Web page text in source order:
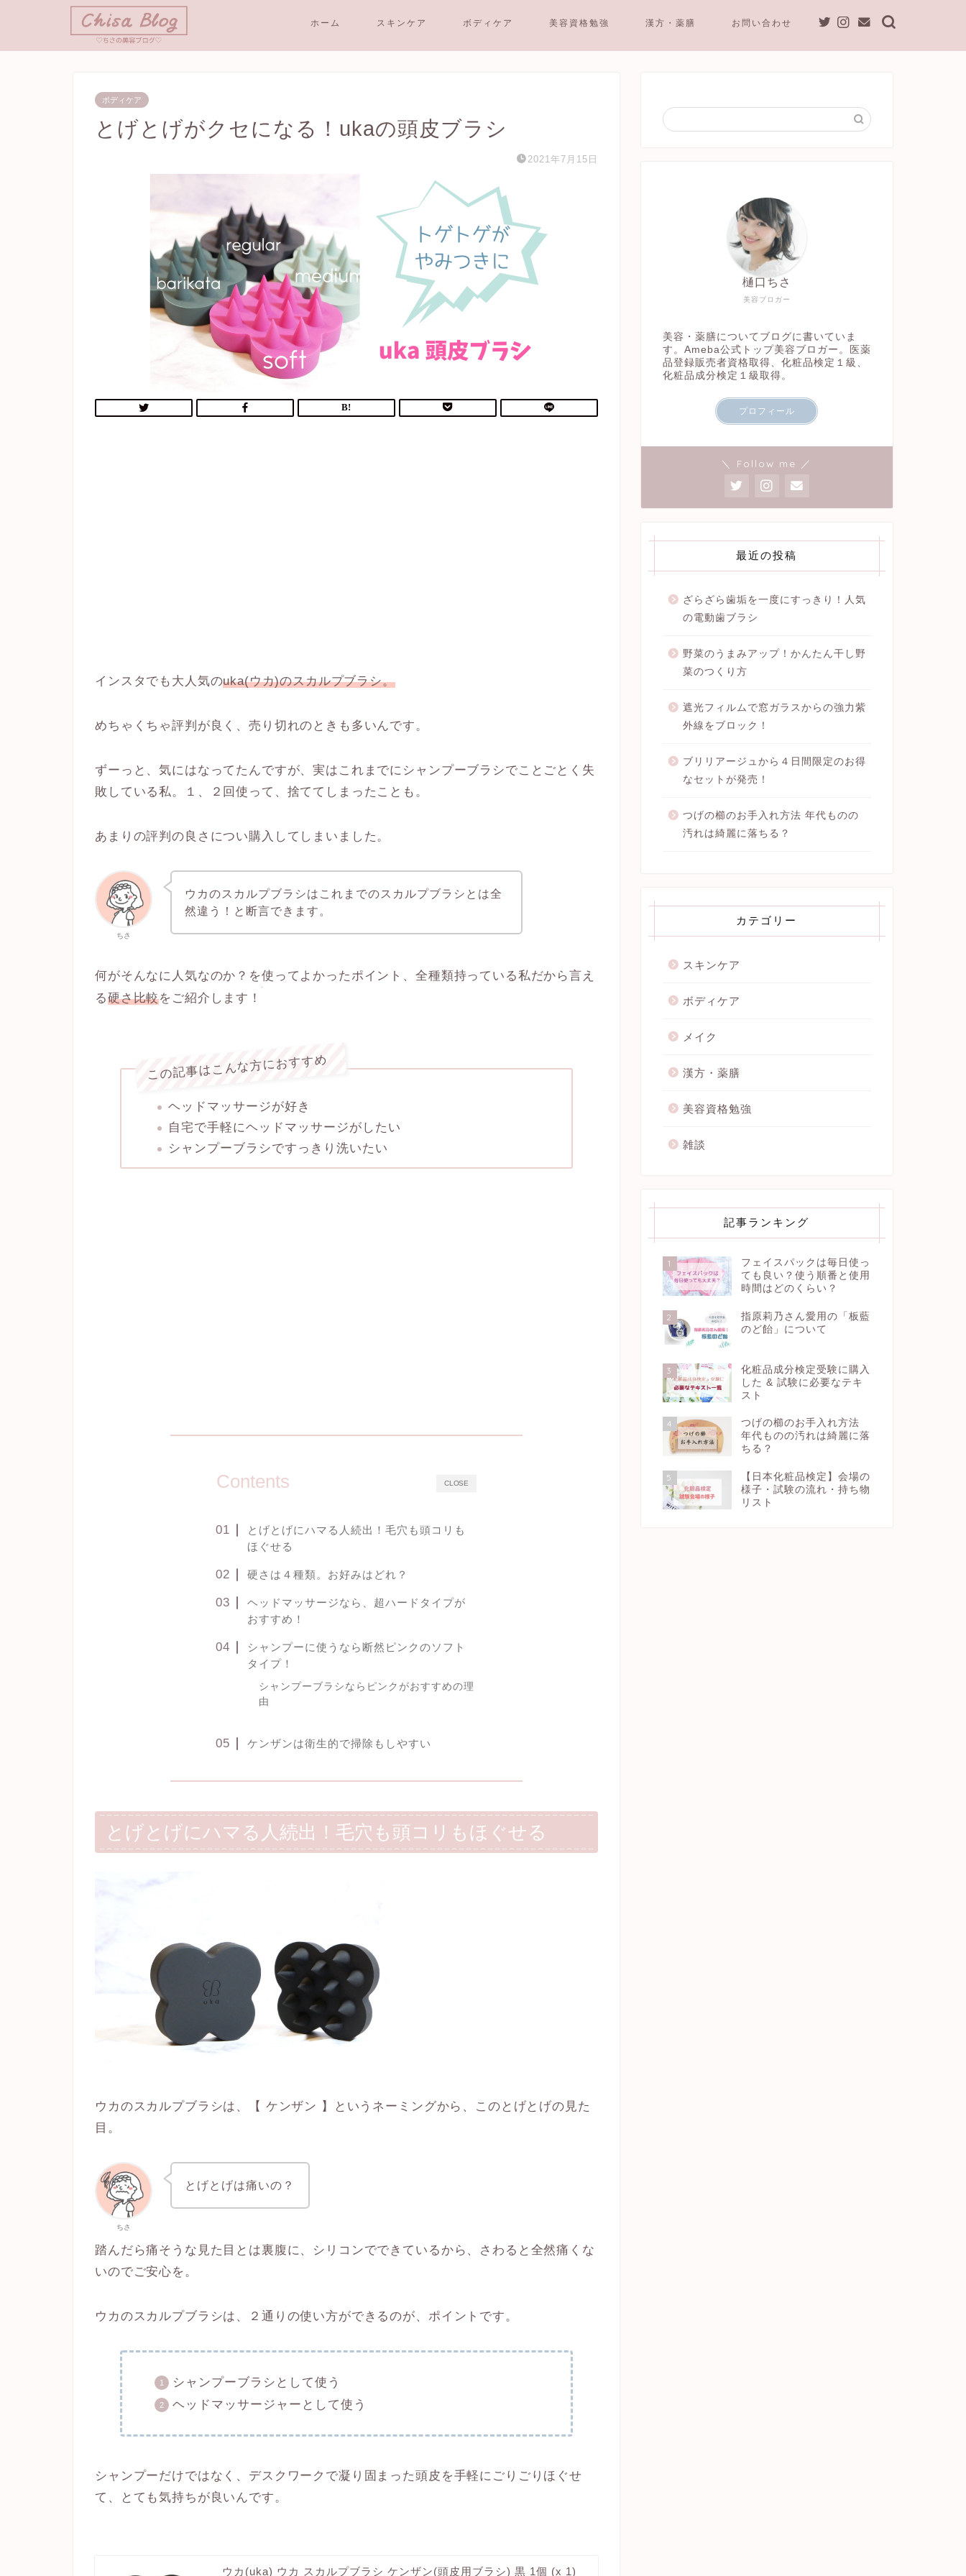
ホーム スキンケア ボディケア 美容資格勉強 漢方・薬膳 お問い合わせ
ボディケア
とげとげがクセになる！ukaの頭皮ブラシ
2021年7月15日
インスタでも大人気のuka(ウカ)のスカルプブラシ。
めちゃくちゃ評判が良く、売り切れのときも多いんです。
ずーっと、気にはなってたんですが、実はこれまでにシャンプーブラシでことごとく失
敗している私。１、２回使って、捨ててしまったことも。
あまりの評判の良さについ購入してしまいました。
ちさ
ウカのスカルプブラシはこれまでのスカルプブラシとは全
然違う！と断言できます。
何がそんなに人気なのか？を使ってよかったポイント、全種類持っている私だから言え
る硬さ比較をご紹介します！
この記事はこんな方におすすめ
ヘッドマッサージが好き
自宅で手軽にヘッドマッサージがしたい
シャンプーブラシですっきり洗いたい
CLOSE
Contents
とげとげにハマる人続出！毛穴も頭コリも
ほぐせる
硬さは４種類。お好みはどれ？
ヘッドマッサージなら、超ハードタイプが
おすすめ！
シャンプーに使うなら断然ピンクのソフト
タイプ！
シャンプーブラシならピンクがおすすめの理
由
ケンザンは衛生的で掃除もしやすい
とげとげにハマる人続出！毛穴も頭コリもほぐせる
ウカのスカルプブラシは、【 ケンザン 】というネーミングから、このとげとげの見た
目。
ちさ
とげとげは痛いの？
踏んだら痛そうな見た目とは裏腹に、シリコンでできているから、さわると全然痛くな
いのでご安心を。
ウカのスカルプブラシは、２通りの使い方ができるのが、ポイントです。
シャンプーブラシとして使う
ヘッドマッサージャーとして使う
シャンプーだけではなく、デスクワークで凝り固まった頭皮を手軽にごりごりほぐせ
て、とても気持ちが良いんです。
ウカ(uka) ウカ スカルプブラシ ケンザン(頭皮用ブラシ) 黒 1個 (x 1)
美容ブロガー
樋口ちさ
美容・薬膳についてブログに書いていま
す。Ameba公式トップ美容ブロガー。医薬
品登録販売者資格取得、化粧品検定１級、
化粧品成分検定１級取得。
プロフィール
＼ Follow me ／
最近の投稿
ざらざら歯垢を一度にすっきり！人気
の電動歯ブラシ
野菜のうまみアップ！かんたん干し野
菜のつくり方
遮光フィルムで窓ガラスからの強力紫
外線をブロック！
ブリリアージュから４日間限定のお得
なセットが発売！
つげの櫛のお手入れ方法 年代ものの
汚れは綺麗に落ちる？
カテゴリー
スキンケア
ボディケア
メイク
漢方・薬膳
美容資格勉強
雑談
記事ランキング
1
フェイスパックは毎日使っ
ても良い？使う順番と使用
時間はどのくらい？
2
指原莉乃さん愛用の「板藍
のど飴」について
3
化粧品成分検定受験に購入
した & 試験に必要なテキ
スト
4
つげの櫛のお手入れ方法
年代ものの汚れは綺麗に落
ちる？
5
【日本化粧品検定】会場の
様子・試験の流れ・持ち物
リスト